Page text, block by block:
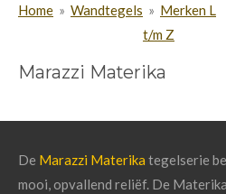
Home » Wandtegels » Merken L
t/m Z
Marazzi Materika
De Marazzi Materika tegelserie
mooi, opvallend reliëf. De